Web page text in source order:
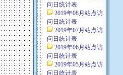
问日统计表
2019年08月站点访
问日统计表
2019年07月站点访
问日统计表
2019年06月站点访
问日统计表
2019年05月站点访
问日统计表